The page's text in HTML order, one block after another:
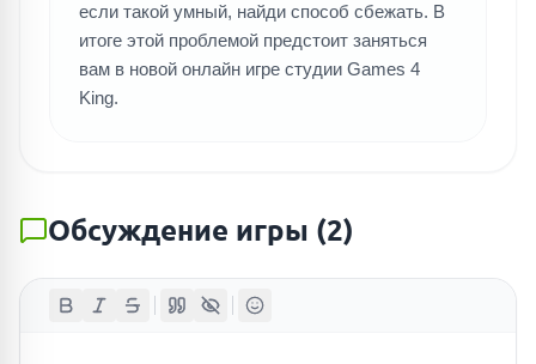
если такой умный, найди способ сбежать. В
итоге этой проблемой предстоит заняться
вам в новой онлайн игре студии Games 4
King.
Обсуждение игры (2)